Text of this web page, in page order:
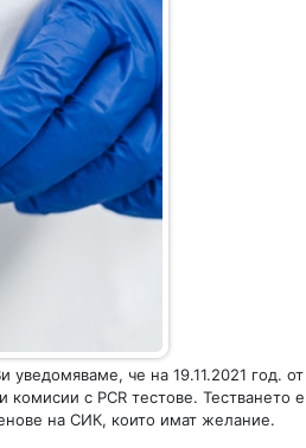
уведомяваме, че на 19.11.2021 год.
с PCR тестове. Тестването
на СИК, които имат желание.